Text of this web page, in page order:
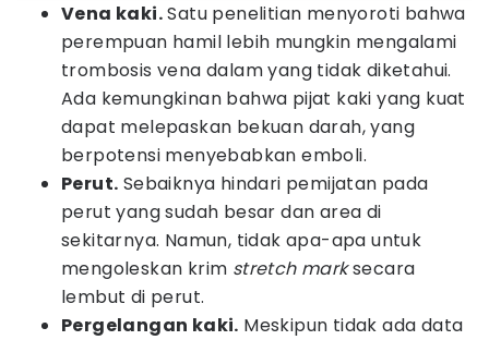
Vena kaki.Satu penelitian menyoroti bahwa
perempuan hamil lebih mungkin mengalami
trombosis vena dalam yang tidak diketahui.
Ada kemungkinan bahwa pijat kaki yang kuat
dapat melepaskan bekuan darah, yang
berpotensi menyebabkan emboli.
Perut. Sebaiknya hindari pemijatan pada
perut yang sudah besar dan area di
sekitarnya. Namun, tidak apa-apa untuk
mengoleskan krim stretch marksecara
lembut di perut.
Pergelangan kaki. Meskipun tidak ada data